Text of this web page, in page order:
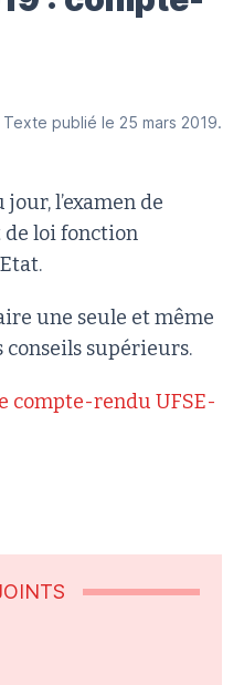
Texte publié le 25 mars 2019.
l’examen de
loi fonction
une seule et même
conseils supérieurs.
compte-rendu UFSE-